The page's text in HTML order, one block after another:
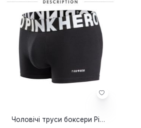
Чоловічі труси боксери Pink Hero Classic чорні